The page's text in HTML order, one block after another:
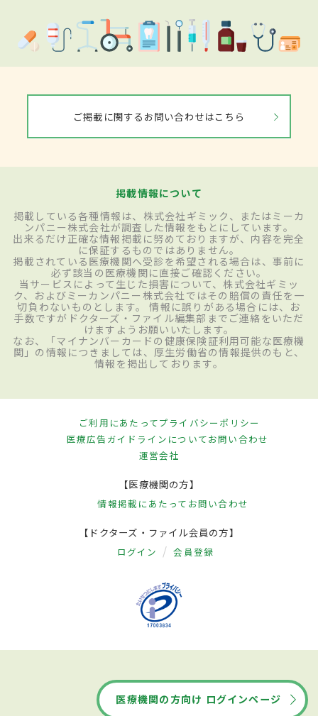
ご掲載に関するお問い合わせはこちら
掲載情報について
掲載している各種情報は、株式会社ギミック、またはミーカ
ンパニー株式会社が調査した情報をもとにしています。
出来るだけ正確な情報掲載に努めておりますが、内容を完全
に保証するものではありません。
掲載されている医療機関へ受診を希望される場合は、事前に
必ず該当の医療機関に直接ご確認ください。
当サービスによって生じた損害について、株式会社ギミッ
ク、およびミーカンパニー株式会社ではその賠償の責任を一
切負わないものとします。 情報に誤りがある場合には、お
手数ですがドクターズ・ファイル編集部までご連絡をいただ
けますようお願いいたします。
なお、「マイナンバーカードの健康保険証利用可能な医療機
関」の情報につきましては、厚生労働省の情報提供のもと、
情報を掲出しております。
ご利用にあたってプライバシーポリシー
医療広告ガイドラインについてお問い合わせ
運営会社
【医療機関の方】
情報掲載にあたって お問い合わせ
【ドクターズ・ファイル会員の方】
ログイン 会員登録
医療機関の方向け ログインページ